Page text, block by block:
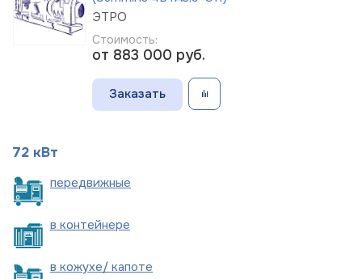
ЭТРО
Стоимость:
от 883 000 руб.
Заказать
72 кВт
передвижные
в контейнере
в кожухе/ капоте